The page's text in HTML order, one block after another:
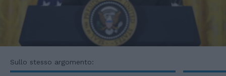
Sullo stesso argomento: